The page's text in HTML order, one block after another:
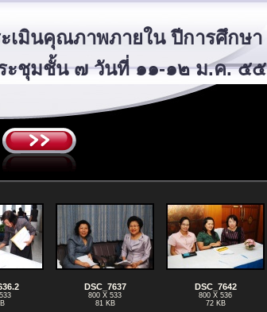
เมินคุณภาพภายใน ปีการศึกษา
ะชุมชั้น ๗ วันที่ ๑๑-๑๒ ม.ค. ๕๕
DSC_7637
800 X 533
81 KB
DSC_7642
800 X 536
72 KB